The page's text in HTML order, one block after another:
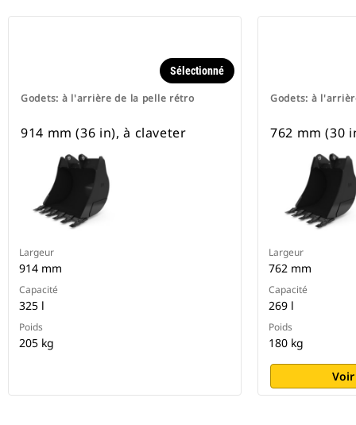
Godets: à l'arrière de la pelle rétro
Sélectionné
914 mm (36 in), à claveter
Largeur
914 mm
Capacité
325 l
Poids
205 kg
Godets: à
762 mm (30
Largeur
762 mm
Capacité
269 l
Poids
180 kg